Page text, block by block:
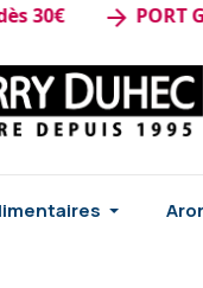
arrow_forward PORT